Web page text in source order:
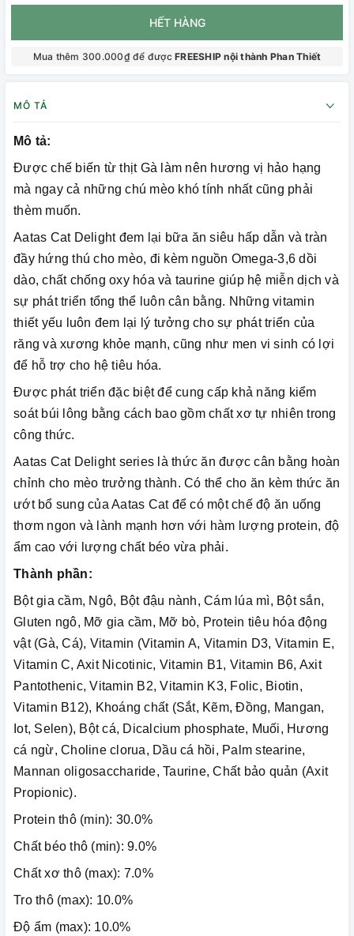
HẾT HÀNG
Mua thêm 300.000₫ để đượcFREESHIP nội thành Phan Thiết
MÔ TẢ
Mô tả:
Được chế biến từ thịt Gà làm nên hương vị hảo hạng
mà ngay cả những chú mèo khó tính nhất cũng phải
thèm muốn.
Aatas Cat Delight đem lại bữa ăn siêu hấp dẫn và tràn
đầy hứng thú cho mèo, đi kèm nguồn Omega-3,6 dồi
dào, chất chống oxy hóa và taurine giúp hệ miễn dịch và
sự phát triển tổng thể luôn cân bằng. Những vitamin
thiết yếu luôn đem lại lý tưởng cho sự phát triển của
răng và xương khỏe mạnh, cũng như men vi sinh có lợi
để hỗ trợ cho hệ tiêu hóa.
Được phát triển đặc biệt để cung cấp khả năng kiểm
soát búi lông bằng cách bao gồm chất xơ tự nhiên trong
công thức.
Aatas Cat Delight series là thức ăn được cân bằng hoàn
chỉnh cho mèo trưởng thành. Có thể cho ăn kèm thức ăn
ướt bổ sung của Aatas Cat để có một chế độ ăn uống
thơm ngon và lành mạnh hơn với hàm lượng protein, độ
ẩm cao với lượng chất béo vừa phải.
Thành phần:
Bột gia cầm, Ngô, Bột đậu nành, Cám lúa mì, Bột sắn,
Gluten ngô, Mỡ gia cầm, Mỡ bò, Protein tiêu hóa động
vật (Gà, Cá), Vitamin (Vitamin A, Vitamin D3, Vitamin E,
Vitamin C, Axit Nicotinic, Vitamin B1, Vitamin B6, Axit
Pantothenic, Vitamin B2, Vitamin K3, Folic, Biotin,
Vitamin B12), Khoáng chất (Sắt, Kẽm, Đồng, Mangan,
Iot, Selen), Bột cá, Dicalcium phosphate, Muối, Hương
cá ngừ, Choline clorua, Dầu cá hồi, Palm stearine,
Mannan oligosaccharide, Taurine, Chất bảo quản (Axit
Propionic).
Protein thô (min): 30.0%
Chất béo thô (min): 9.0%
Chất xơ thô (max): 7.0%
Tro thô (max): 10.0%
Độ ẩm (max): 10.0%